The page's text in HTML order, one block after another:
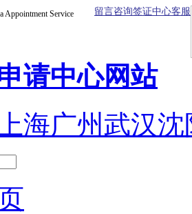
Appointment Service 留言咨询签证中心客服
请中心网站
海广州武汉沈